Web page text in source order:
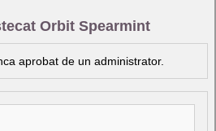
Orbit Spearmint
aprobat de un administrator.